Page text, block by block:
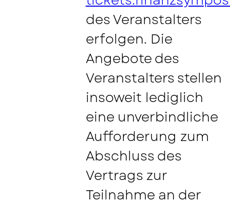
des Veranstalters
erfolgen. Die
Angebote des
Veranstalters stellen
insoweit lediglich
eine unverbindliche
Aufforderung zum
Abschluss des
Vertrags zur
Teilnahme an der